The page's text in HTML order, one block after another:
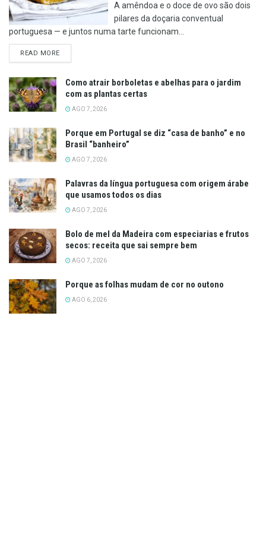
A amêndoa e o doce de ovo são dois
pilares da doçaria conventual
portuguesa — e juntos numa tarte funcionam...
READ MOREDETAILS
Como atrair borboletas e abelhas para o jardim
com as plantas certas
AGO 7, 2026
Porque em Portugal se diz “casa de banho” e no
Brasil “banheiro”
AGO 7, 2026
Palavras da língua portuguesa com origem árabe
que usamos todos os dias
AGO 7, 2026
Bolo de mel da Madeira com especiarias e frutos
secos: receita que sai sempre bem
AGO 7, 2026
Porque as folhas mudam de cor no outono
AGO 6, 2026